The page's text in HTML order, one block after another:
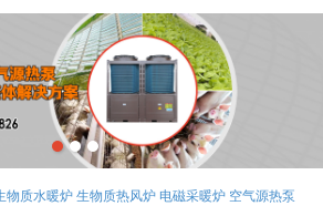
物质水暖炉 生物质热风炉 电磁采暖炉 空气源热泵